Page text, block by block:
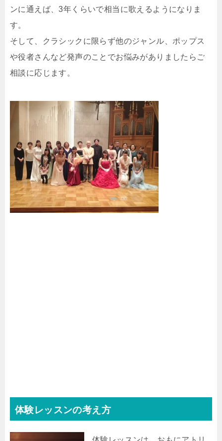
ンに通えば、3年くらいで相当に歌えるようになりま
す。
そして、クラシックに限らず他のジャンル、ポップス
や役者さんなど発声のことでお悩みがありましたらご
相談に応じます。
体験レッスンの考え方